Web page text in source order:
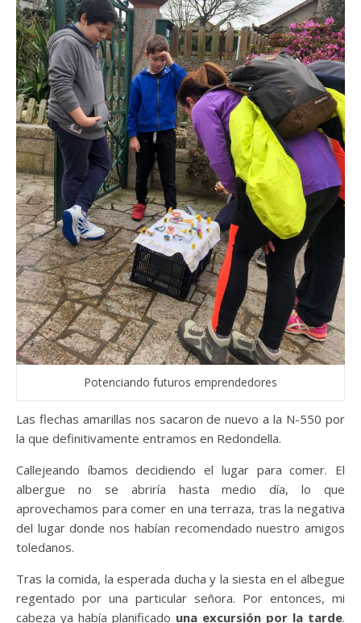
Potenciando futuros emprendedores
Las flechas amarillas nos sacaron de nuevo a la N-550 por
la que definitivamente entramos en Redondella.
Callejeando íbamos decidiendo el lugar para comer. El
albergue no se abriría hasta medio día, lo que
aprovechamos para comer en una terraza, tras la negativa
del lugar donde nos habían recomendado nuestro amigos
toledanos.
Tras la comida, la esperada ducha y la siesta en el albegue
regentado por una particular señora. Por entonces, mi
cabeza ya había planificado una excursión por la tarde.